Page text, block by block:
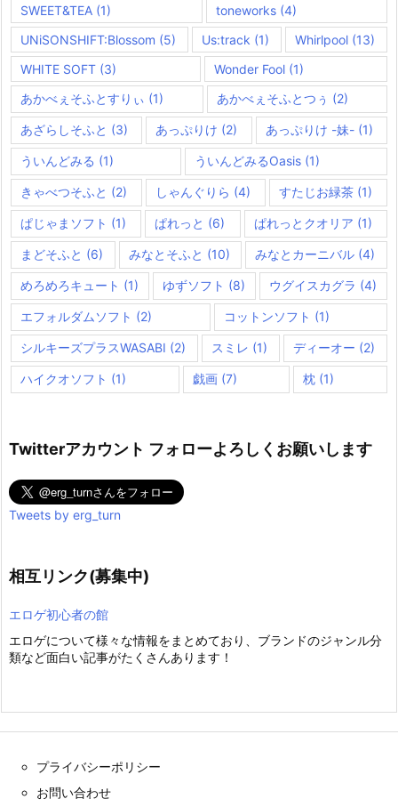
SWEET&TEA (1) toneworks(4)
UNiSONSHIFT:Blossom (5) Us:track (1) Whirlpool (13)
WHITE SOFT (3) Wonder Fool(1)
あかべぇそふとすりぃ (1) あかべぇそふとつぅ (2)
あざらしそふと (3) あっぷりけ (2) あっぷりけ -妹-(1)
ういんどみる (1) ういんどみるOasis (1)
きゃべつそふと (2) しゃんぐりら (4) すたじお緑茶 (1)
ぱじゃまソフト (1) ぱれっと (6) ぱれっとクオリア (1)
まどそふと (6) みなとそふと (10) みなとカーニバル (4)
めろめろキュート (1) ゆずソフト (8) ウグイスカグラ (4)
エフォルダムソフト (2) コットンソフト (1)
シルキーズプラスWASABI (2) スミレ (1) ディーオー (2)
ハイクオソフト (1) 戯画(7) 枕 (1)
Twitterアカウント フォローよろしくお願いします
Tweets by erg_turn
相互リンク(募集中)
エロゲ初心者の館
エロゲについて様々な情報をまとめており、ブランドのジャンル分
類など面白い記事がたくさんあります！
プライバシーポリシー
お問い合わせ